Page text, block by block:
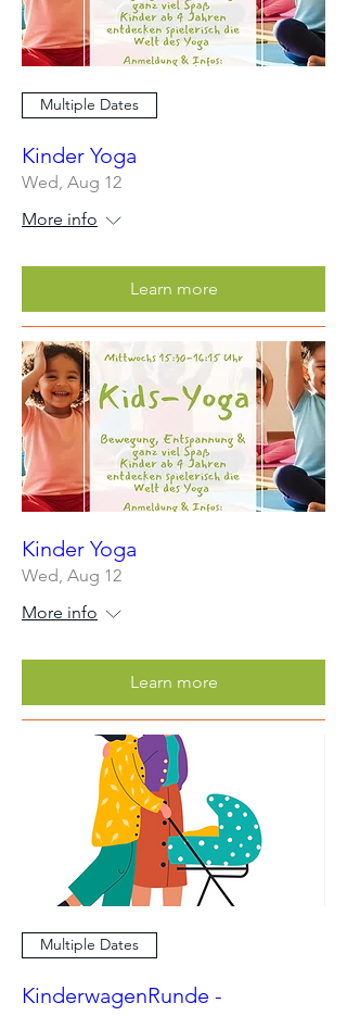
Multiple Dates
Kinder Yoga
Wed, Aug 12
More info
Learn more
Kinder Yoga
Wed, Aug 12
More info
Learn more
Multiple Dates
KinderwagenRunde -